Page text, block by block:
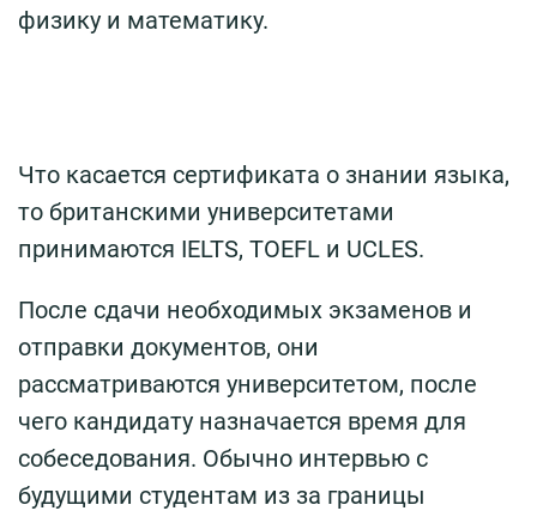
физику и математику.
Что касается сертификата о знании языка,
то британскими университетами
принимаются IELTS, TOEFL и UCLES.
После сдачи необходимых экзаменов и
отправки документов, они
рассматриваются университетом, после
чего кандидату назначается время для
собеседования. Обычно интервью с
будущими студентам из за границы